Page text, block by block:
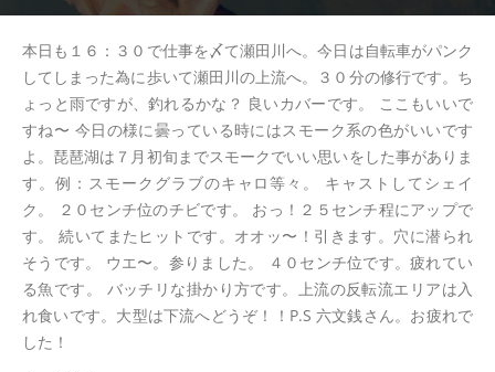
本日も１６：３０で仕事を〆て瀬田川へ。今日は自転車がパンク
してしまった為に歩いて瀬田川の上流へ。３０分の修行です。ち
ょっと雨ですが、釣れるかな？ 良いカバーです。 ここもいいで
すね〜 今日の様に曇っている時にはスモーク系の色がいいです
よ。琵琶湖は７月初旬までスモークでいい思いをした事がありま
す。例：スモークグラブのキャロ等々。 キャストしてシェイ
ク。 ２０センチ位のチビです。 おっ！２５センチ程にアップで
す。 続いてまたヒットです。オオッ〜！引きます。穴に潜られ
そうです。 ウエ〜。参りました。 ４０センチ位です。疲れてい
る魚です。 バッチリな掛かり方です。上流の反転流エリアは入
れ食いです。大型は下流へどうぞ！！P.S 六文銭さん。お疲れで
した！